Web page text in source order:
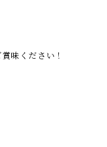
味ください！